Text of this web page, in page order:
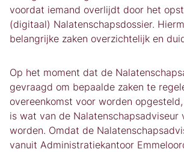
voordat iemand overlijdt door het
(digitaal) Nalatenschapsdossier.
belangrijke zaken overzichtelijk en
Op het moment dat de
gevraagd om bepaalde zaken te
overeenkomst voor worden
is wat van de Nalatenschapsadviseur
worden. Omdat de
vanuit Administratiekantoor